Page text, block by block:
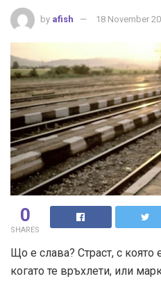
by afish 18 November
0
SHARES
Що е слава? Страст, с
когато те връхлети, или